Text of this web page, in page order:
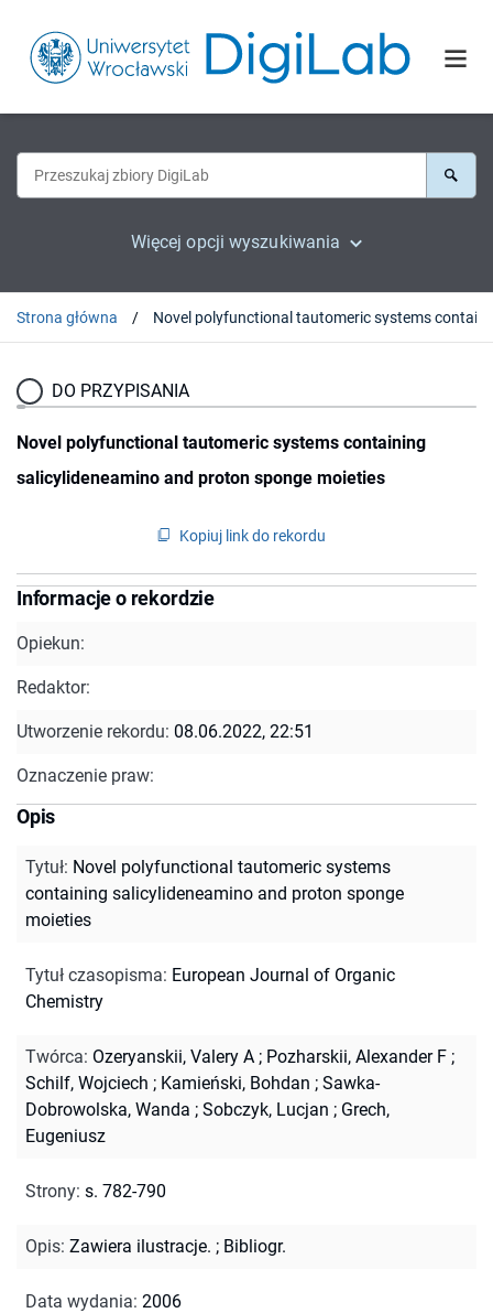
Więcej opcji wyszukiwania
Strona główna
DO PRZYPISANIA
Novel polyfunctional tautomeric systems containing
salicylideneamino and proton sponge moieties
Kopiuj link do rekordu
Informacje o rekordzie
Opiekun:
Redaktor:
Utworzenie rekordu: 08.06.2022, 22:51
Oznaczenie praw:
Opis
Tytuł: Novel polyfunctional tautomeric systems
containing salicylideneamino and proton sponge
moieties
Tytuł czasopisma: European Journal of Organic
Chemistry
Twórca: Ozeryanskii, Valery A ; Pozharskii, Alexander F ;
Schilf, Wojciech ; Kamieński, Bohdan ; Sawka-
Dobrowolska, Wanda ; Sobczyk, Lucjan ; Grech,
Eugeniusz
Strony: s. 782-790
Opis: Zawiera ilustracje. ; Bibliogr.
Data wydania: 2006